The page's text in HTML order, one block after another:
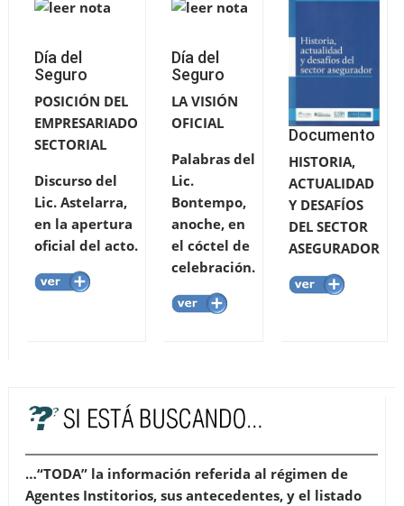
Día del
Seguro
POSICIÓN DEL
EMPRESARIADO
SECTORIAL
Discurso del
Lic. Astelarra,
en la apertura
oficial del acto.
Día del
Seguro
LA VISIÓN
OFICIAL
Palabras del
Lic.
Bontempo,
anoche, en
el cóctel de
celebración.
Documento
HISTORIA,
ACTUALIDAD
Y DESAFÍOS
DEL SECTOR
ASEGURADOR
…“TODA” la información referida al régimen de
Agentes Institorios, sus antecedentes, y el listado